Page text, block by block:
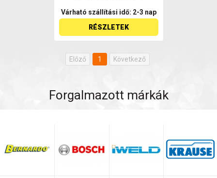
Várható szállítási idő: 2-3 nap
RÉSZLETEK
Előző 1 Következő
Forgalmazott márkák